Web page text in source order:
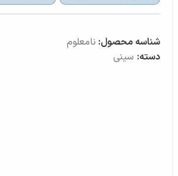
شناسه محصول: نامعلوم
دسته: سینی